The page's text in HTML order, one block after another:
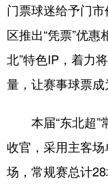
门票球迷给予门
区推出“凭票”优
北”特色IP，着力
量，让赛事球票成
本届“东北超”
收官，采用主客
场，常规赛总计